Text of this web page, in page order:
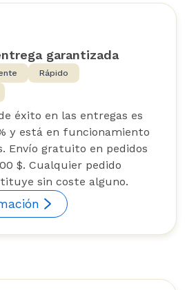
garantizada
Rápido
éxito en las entregas es
y está en funcionamiento
Envío gratuito en pedidos
$. Cualquier pedido
sin coste alguno.